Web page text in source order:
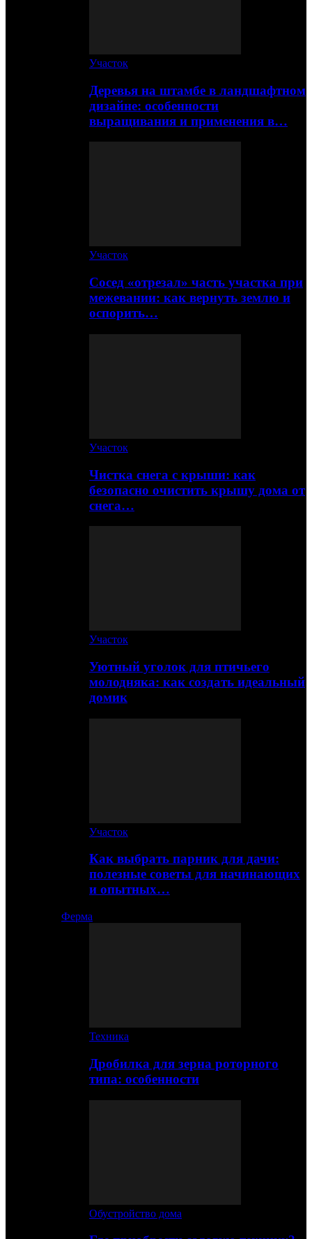
Участок
Деревья на штамбе в ландшафтном
дизайне: особенности
выращивания и применения в…
Участок
Сосед «отрезал» часть участка при
межевании: как вернуть землю и
оспорить…
Участок
Чистка снега с крыши: как
безопасно очистить крышу дома от
снега…
Участок
Уютный уголок для птичьего
молодняка: как создать идеальный
домик
Участок
Как выбрать парник для дачи:
полезные советы для начинающих
и опытных…
Ферма
Техника
Дробилка для зерна роторного
типа: особенности
Обустройство дома